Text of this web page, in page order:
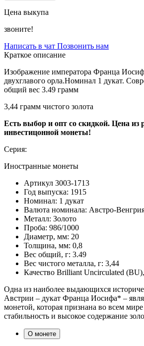
Цена выкупа
звоните!
Написать в чат Позвонить нам
Краткое описание
Изображение императора Франца
двухглавого орла.Номинал 1 дукат.
общий вес 3.49 грамм
3,44 грамм чистого золота
Есть выбор и опт со скидкой. Цена из
инвестицонной монеты!
Серия:
Иностранные монеты
Артикул 3003-1713
Год выпуска: 1915
Номинал: 1 дукат
Валюта номинала: Австро-
Металл: Золото
Проба: 986/1000
Диаметр, мм: 20
Толщина, мм: 0,8
Вес общий, г: 3.49
Вес чистого металла, г: 3,44
Качество Brilliant Uncirculated
Одна из наиболее выдающихся
Австрии – дукат Франца Иосифа* –
монетой, которая признана во всем
стабильность и высокое содержание
О монете